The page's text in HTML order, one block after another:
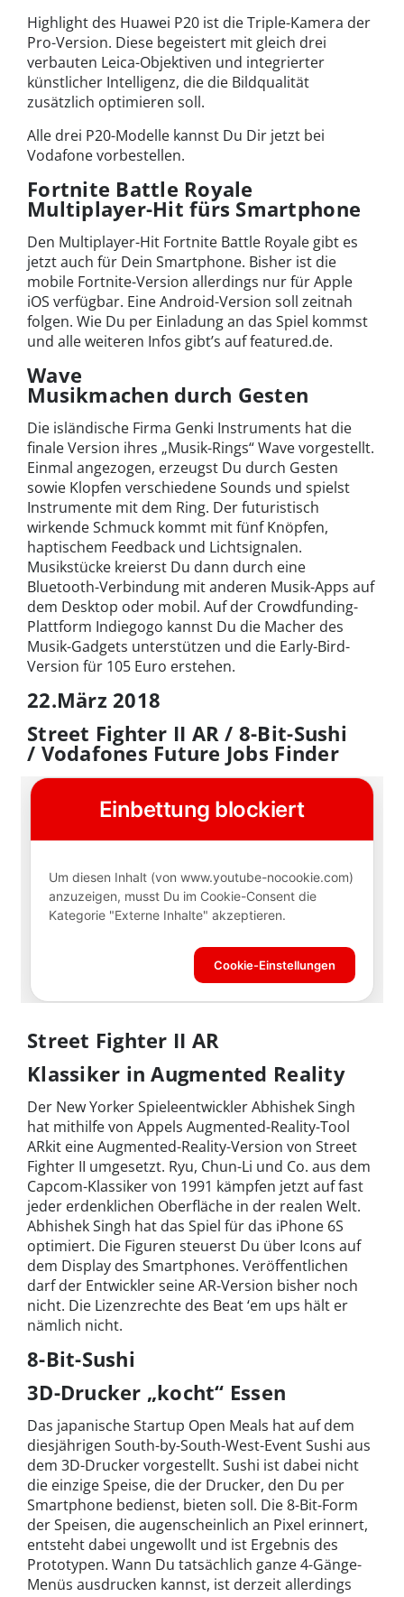
Highlight des Huawei P20 ist die Triple-Kamera der
Pro-Version. Diese begeistert mit gleich drei
verbauten Leica-Objektiven und integrierter
künstlicher Intelligenz, die die Bildqualität
zusätzlich optimieren soll.
Alle drei P20-Modelle kannst Du Dir jetzt bei
Vodafone vorbestellen.
Fortnite Battle Royale
Multiplayer-Hit fürs Smartphone
Den Multiplayer-Hit Fortnite Battle Royale gibt es
jetzt auch für Dein Smartphone. Bisher ist die
mobile Fortnite-Version allerdings nur für Apple
iOS verfügbar. Eine Android-Version soll zeitnah
folgen. Wie Du per Einladung an das Spiel kommst
und alle weiteren Infos gibt’s auf featured.de.
Wave
Musikmachen durch Gesten
Die isländische Firma Genki Instruments hat die
finale Version ihres „Musik-Rings“ Wave vorgestellt.
Einmal angezogen, erzeugst Du durch Gesten
sowie Klopfen verschiedene Sounds und spielst
Instrumente mit dem Ring. Der futuristisch
wirkende Schmuck kommt mit fünf Knöpfen,
haptischem Feedback und Lichtsignalen.
Musikstücke kreierst Du dann durch eine
Bluetooth-Verbindung mit anderen Musik-Apps auf
dem Desktop oder mobil. Auf der Crowdfunding-
Plattform Indiegogo kannst Du die Macher des
Musik-Gadgets unterstützen und die Early-Bird-
Version für 105 Euro erstehen.
22.März 2018
Street Fighter II AR / 8-Bit-Sushi
/ Vodafones Future Jobs Finder
Street Fighter II AR
Klassiker in Augmented Reality
Der New Yorker Spieleentwickler Abhishek Singh
hat mithilfe von Appels Augmented-Reality-Tool
ARkit eine Augmented-Reality-Version von Street
Fighter II umgesetzt. Ryu, Chun-Li und Co. aus dem
Capcom-Klassiker von 1991 kämpfen jetzt auf fast
jeder erdenklichen Oberfläche in der realen Welt.
Abhishek Singh hat das Spiel für das iPhone 6S
optimiert. Die Figuren steuerst Du über Icons auf
dem Display des Smartphones. Veröffentlichen
darf der Entwickler seine AR-Version bisher noch
nicht. Die Lizenzrechte des Beat ‘em ups hält er
nämlich nicht.
8-Bit-Sushi
3D-Drucker „kocht“ Essen
Das japanische Startup Open Meals hat auf dem
diesjährigen South-by-South-West-Event Sushi aus
dem 3D-Drucker vorgestellt. Sushi ist dabei nicht
die einzige Speise, die der Drucker, den Du per
Smartphone bedienst, bieten soll. Die 8-Bit-Form
der Speisen, die augenscheinlich an Pixel erinnert,
entsteht dabei ungewollt und ist Ergebnis des
Prototypen. Wann Du tatsächlich ganze 4-Gänge-
Menüs ausdrucken kannst, ist derzeit allerdings